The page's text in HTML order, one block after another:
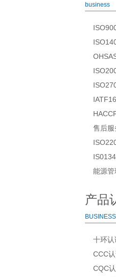
business
售后服
能源管
产品
BUSINESS
十环认
CCC
CQC